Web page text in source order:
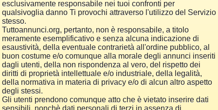
esclusivamente responsabile nei tuoi confronti per
qualsivoglia danno Ti provochi attraverso l'utilizzo del Servizio
stesso.
Tuttoannunci.org, pertanto, non è responsabile, a titolo
meramente esemplificativo e senza alcuna indicazione di
esaustività, della eventuale contrarietà all'ordine pubblico, al
buon costume e/o comunque alla morale degli annunci inseriti
dagli utenti, della non rispondenza al vero, del rispetto dei
diritti di proprietà intellettuale e/o industriale, della legalità,
della normativa in materia di privacy e/o di alcun altro aspetto
degli stessi.
Gli utenti prendono comunque atto che è vietato inserire dati
sensibili, nonchè dati personali di terzi in assenza di